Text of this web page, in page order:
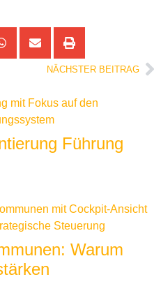
NÄCHSTER BEITRAG
Führung
Warum